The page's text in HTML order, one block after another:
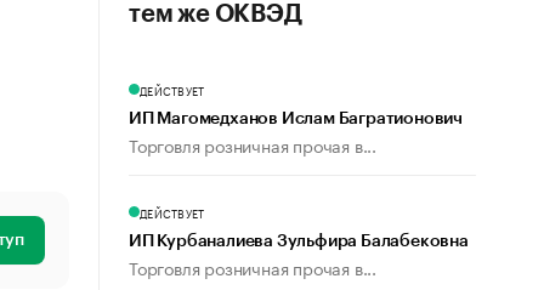
тем же ОКВЭД
ДЕЙСТВУЕТ
ИП Магомедханов Ислам Багратионович
Торговля розничная прочая в...
ДЕЙСТВУЕТ
ИП Курбаналиева Зульфира Балабековна
Торговля розничная прочая в...